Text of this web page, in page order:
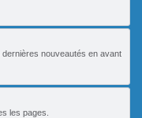
nouveautés en avant
les pages.